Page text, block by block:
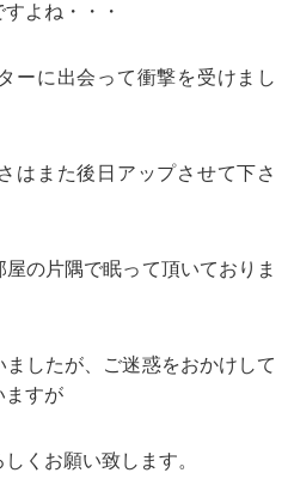
よね・・・
ーに出会って衝撃を受けまし
はまた後日アップさせて下さ
の片隅で眠って頂いておりま
したが、ご迷惑をおかけして
ますが
くお願い致します。